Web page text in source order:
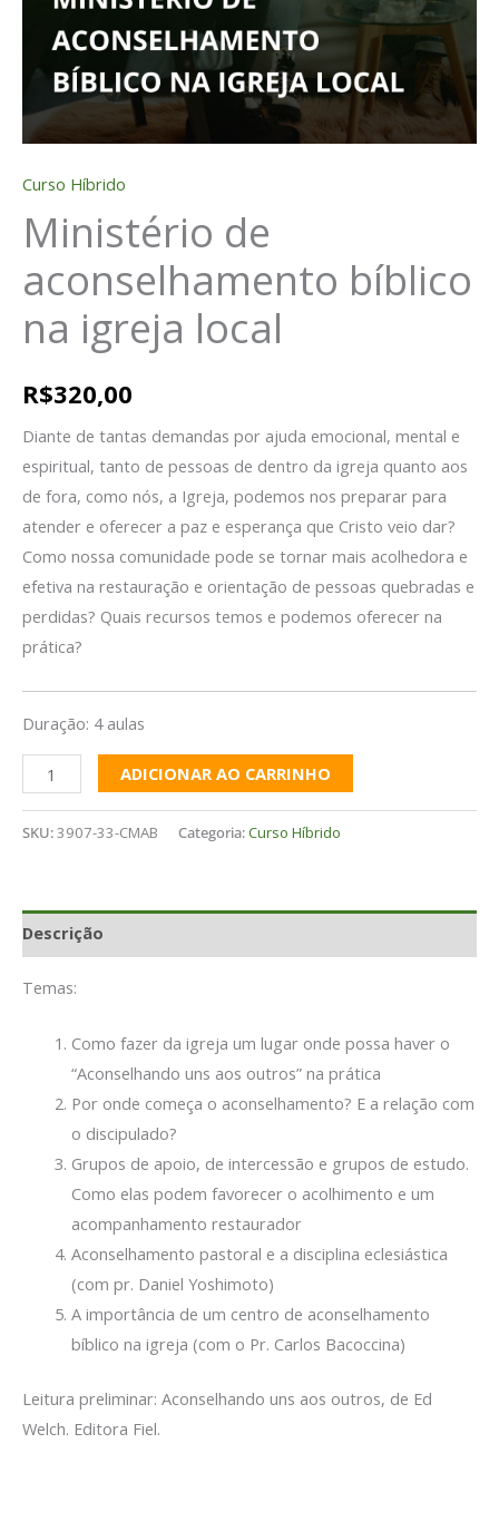
Curso Híbrido
Ministério de
aconselhamento bíblico
na igreja local
R$320,00
Diante de tantas demandas por ajuda emocional, mental e
espiritual, tanto de pessoas de dentro da igreja quanto aos
de fora, como nós, a Igreja, podemos nos preparar para
atender e oferecer a paz e esperança que Cristo veio dar?
Como nossa comunidade pode se tornar mais acolhedora e
efetiva na restauração e orientação de pessoas quebradas e
perdidas? Quais recursos temos e podemos oferecer na
prática?
Duração: 4 aulas
ADICIONAR AO CARRINHO
SKU:3907-33-CMAB Categoria:Curso Híbrido
Descrição
Temas:
Como fazer da igreja um lugar onde possa haver o
“Aconselhando uns aos outros” na prática
Por onde começa o aconselhamento? E a relação com
o discipulado?
Grupos de apoio, de intercessão e grupos de estudo.
Como elas podem favorecer o acolhimento e um
acompanhamento restaurador
Aconselhamento pastoral e a disciplina eclesiástica
(com pr. Daniel Yoshimoto)
A importância de um centro de aconselhamento
bíblico na igreja (com o Pr. Carlos Bacoccina)
Leitura preliminar: Aconselhando uns aos outros, de Ed
Welch. Editora Fiel.